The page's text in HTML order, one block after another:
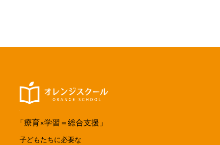
「療育×学習＝総合支援」
子どもたちに必要な